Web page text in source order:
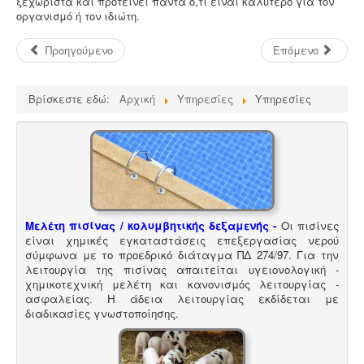
Μελέτη και εγκατάσταση λιποσυλλέκτη - Για τις
κατόπιν υγειονολογικής μελέτης, συμβατής με τα
πρότυπα DIN 1986-100α, EN 1825-1+2, DIN 4040-100 είναι
υποχρεωτική από την υγειονομική διάταξη Υ1γ / ΓΠ /
οικ. 47829 / 17.
Νομιμοποίηση γεώτρησης -
Όλες οι μεταβιβάσεις
ακινήτων, στα οποία υπάρχει γεώτρηση, εκτελούνται
κατόπιν νομιμοποίησης της γεώτρησης. Για να
προχωρήσει η συμβολαιογραφική πράξη θα πρέπει να
έχει εκδοθεί κωδικός ΕΜΣΥ ενεργού ή ανενεργού
σημείου υδροληψίας
οργανισμό ή τον ιδιώτη.
Προηγούμενο Επόμενο
Βρίσκεστε εδώ: Αρχική Υπηρεσίες Υπηρεσίες
Μελέτη πισίνας / κολυμβητικής δεξαμενής - Οι πισίνες
είναι χημικές εγκαταστάσεις επεξεργασίας νερού
σύμφωνα με το προεδρικό διάταγμα ΠΔ 274/97. Για την
λειτουργία της πισίνας απαιτείται υγειονολογική -
χημικοτεχνική μελέτη και κανονισμός λειτουργίας -
ασφαλείας. Η άδεια λειτουργίας εκδίδεται με
διαδικασίες γνωστοποίησης.